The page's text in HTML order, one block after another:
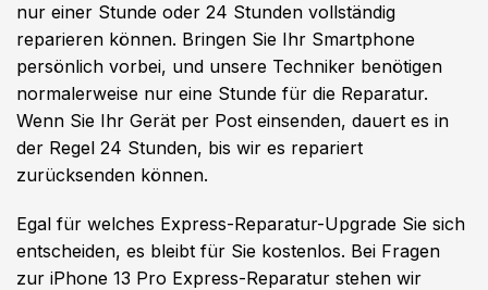
nur einer Stunde oder 24 Stunden vollständig
reparieren können. Bringen Sie Ihr Smartphone
persönlich vorbei, und unsere Techniker benötigen
normalerweise nur eine Stunde für die Reparatur.
Wenn Sie Ihr Gerät per Post einsenden, dauert es in
der Regel 24 Stunden, bis wir es repariert
zurücksenden können.
Egal für welches Express-Reparatur-Upgrade Sie sich
entscheiden, es bleibt für Sie kostenlos. Bei Fragen
zur iPhone 13 Pro Express-Reparatur stehen wir